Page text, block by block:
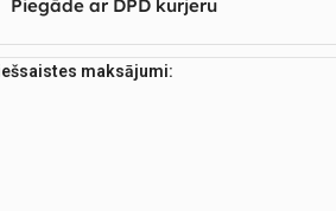
Piegāde ar DPD kurjeru
maksājumi: